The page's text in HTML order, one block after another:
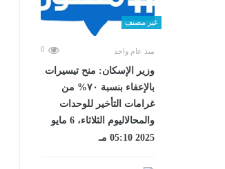
غير مصنف
منذ عام واحد 0
وزير الإسكان: منح تيسيرات
بالإعفاء بنسبة ٧٠% من
غرامات التأخير للوحدات
والمحالاليوم الثلاثاء، 6 مايو
2025 05:10 مـ